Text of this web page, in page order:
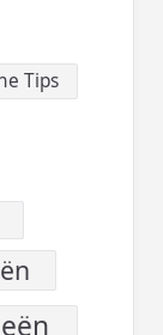
Tips